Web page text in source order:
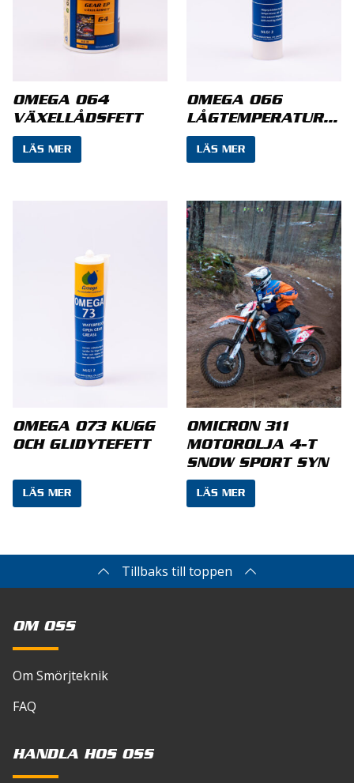
Din recension*
Spara mitt namn, min e-postadress och
webbplats i denna webbläsare till nästa gång jag
skriver en kommentar.
OMEGA 064
VÄXELLÅDSFETT
LÄS MER
OMEGA 066
LÅGTEMPERATURFETT
LÄS MER
OMEGA 073 KUGG
OCH GLIDYTEFETT
LÄS MER
OMICRON 311
MOTOROLJA 4-T
SNOW SPORT SYN
LÄS MER
Tillbaks till toppen
OM OSS
Om Smörjteknik
FAQ
HANDLA HOS OSS